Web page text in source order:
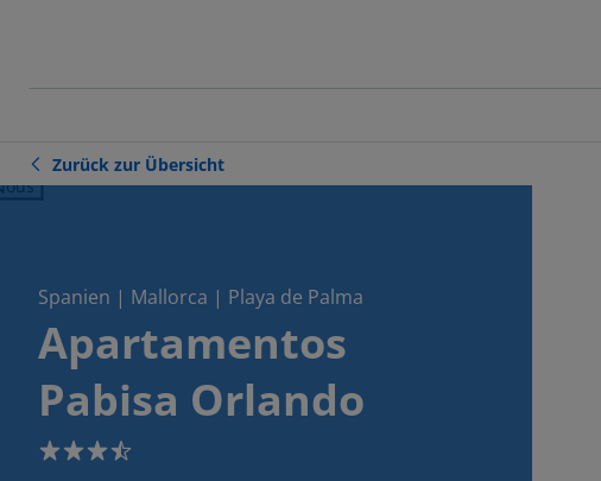
Zurück zur Übersicht
Spanien | Mallorca | Playa de Palma
Apartamentos
Pabisa Orlando
3.5